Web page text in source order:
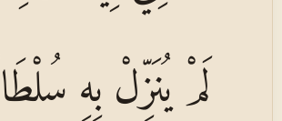
لَمْ يُنَزِّلْ بِهِ